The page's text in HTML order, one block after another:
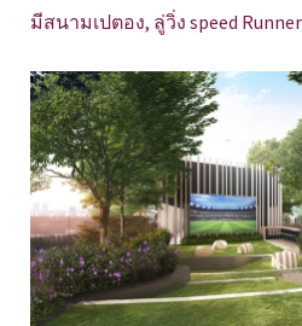
มีสนามเปตอง, ลู่วิ่ง speed